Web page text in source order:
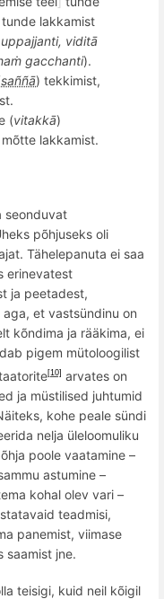
lakkamist
uppajjanti, viditā
gacchanti).
saññā) tekkimist,
(vitakkā)
õtte lakkamist.
seonduvat
põhjuseks oli
Tähelepanuta ei saa
erinevatest
ja peetadest,
et vastsündinu on
kõndima ja rääkima, ei
pigem mütoloogilist
[10] arvates on
ja müstilised juhtumid
, kohe peale sündi
nelja üleloomuliku
õhja poole vaatamine –
astumine –
kohal olev vari –
teadmisi,
panemist, viimase
saamist jne.
teisigi, kuid neil kõigil